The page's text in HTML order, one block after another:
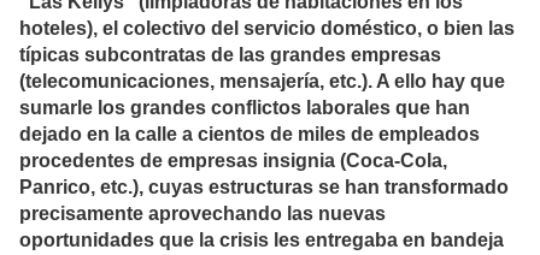
hoteles), el colectivo del servicio doméstico, o bien las
típicas subcontratas de las grandes empresas
(telecomunicaciones, mensajería, etc.). A ello hay que
sumarle los grandes conflictos laborales que han
dejado en la calle a cientos de miles de empleados
procedentes de empresas insignia (Coca-Cola,
Panrico, etc.), cuyas estructuras se han transformado
precisamente aprovechando las nuevas
oportunidades que la crisis les entregaba en bandeja